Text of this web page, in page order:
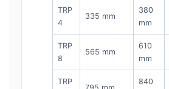
TRP
4
335 mm
380
mm
TRP
8
565 mm
610
mm
TRP
840